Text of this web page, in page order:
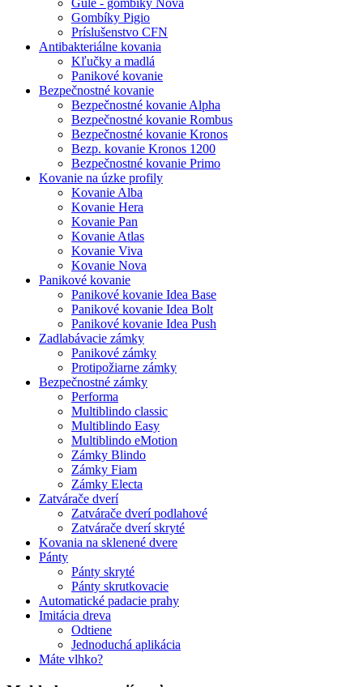
Gule - gombíky Nova
Gombíky Pigio
Príslušenstvo CFN
Antibakteriálne kovania
Kľučky a madlá
Panikové kovanie
Bezpečnostné kovanie
Bezpečnostné kovanie Alpha
Bezpečnostné kovanie Rombus
Bezpečnostné kovanie Kronos
Bezp. kovanie Kronos 1200
Bezpečnostné kovanie Primo
Kovanie na úzke profily
Kovanie Alba
Kovanie Hera
Kovanie Pan
Kovanie Atlas
Kovanie Viva
Kovanie Nova
Panikové kovanie
Panikové kovanie Idea Base
Panikové kovanie Idea Bolt
Panikové kovanie Idea Push
Zadlabávacie zámky
Panikové zámky
Protipožiarne zámky
Bezpečnostné zámky
Performa
Multiblindo classic
Multiblindo Easy
Multiblindo eMotion
Zámky Blindo
Zámky Fiam
Zámky Electa
Zatvárače dverí
Zatvárače dverí podlahové
Zatvárače dverí skryté
Kovania na sklenené dvere
Pánty
Pánty skryté
Pánty skrutkovacie
Automatické padacie prahy
Imitácia dreva
Odtiene
Jednoduchá aplikácia
Máte vlhko?